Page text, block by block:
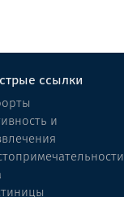
ссылки
и